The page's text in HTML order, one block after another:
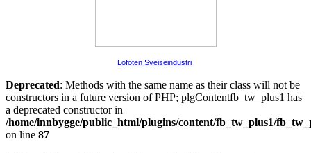
Lofoten Sveiseindustri
Deprecated: Methods with the same name as their class will not be
constructors in a future version of PHP; plgContentfb_tw_plus1 has
a deprecated constructor in
/home/innbygge/public_html/plugins/content/fb_tw_plus1/
on line 87